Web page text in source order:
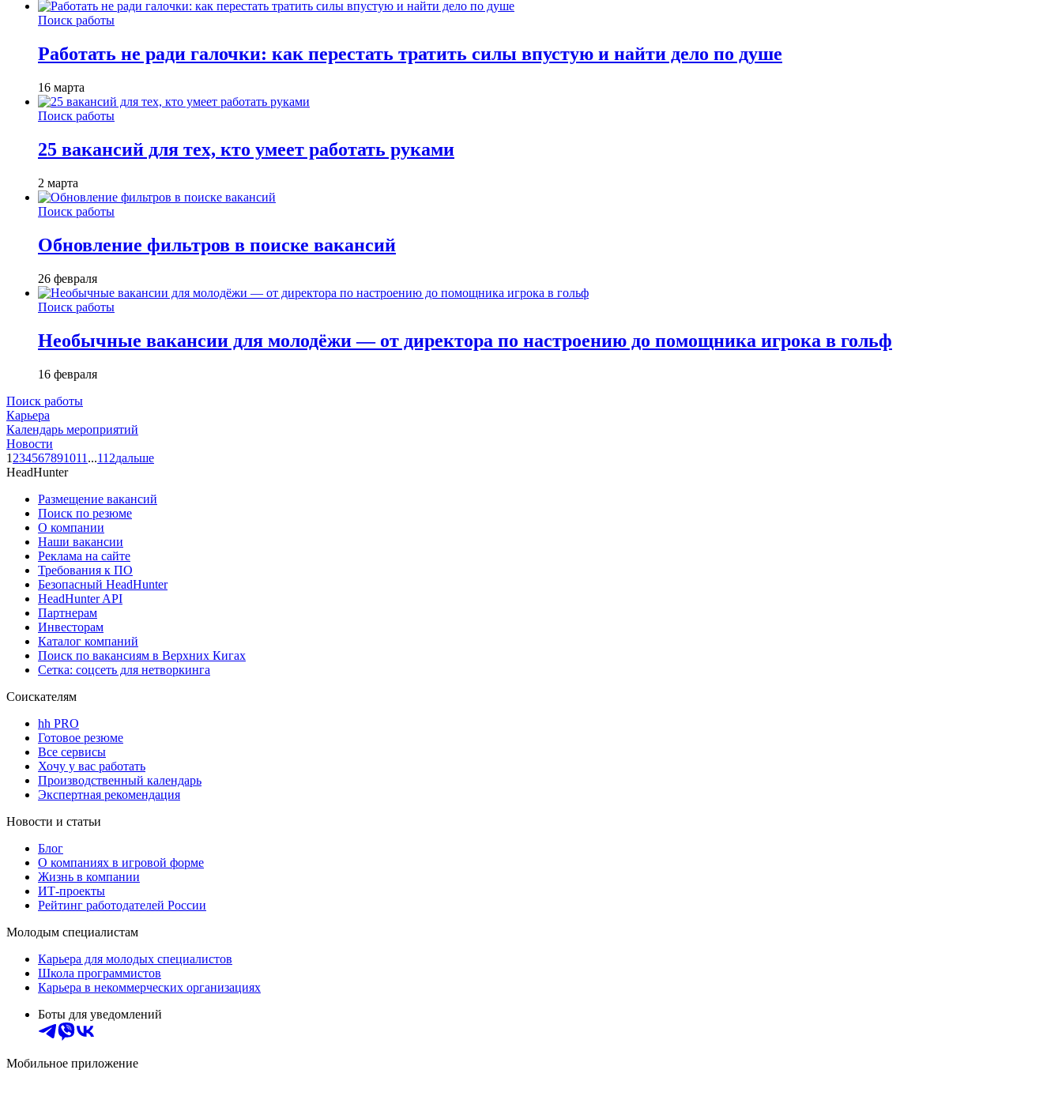
Поиск работы
Работать не ради галочки: как перестать тратить силы впустую и найти дело по душе
16 марта
Поиск работы
25 вакансий для тех, кто умеет работать руками
2 марта
Поиск работы
Обновление фильтров в поиске вакансий
26 февраля
Поиск работы
Необычные вакансии для молодёжи — от директора по настроению до помощника игрока в гольф
16 февраля
Поиск работы
Карьера
Календарь мероприятий
Новости
1 234567891011 ...112дальше
HeadHunter
Размещение вакансий
Поиск по резюме
О компании
Наши вакансии
Реклама на сайте
Требования к ПО
Безопасный HeadHunter
HeadHunter API
Партнерам
Инвесторам
Каталог компаний
Поиск по вакансиям в Верхних Кигах
Сетка: соцсеть для нетворкинга
Соискателям
hh PRO
Готовое резюме
Все сервисы
Хочу у вас работать
Производственный календарь
Экспертная рекомендация
Новости и статьи
Блог
О компаниях в игровой форме
Жизнь в компании
ИТ-проекты
Рейтинг работодателей России
Молодым специалистам
Карьера для молодых специалистов
Школа программистов
Карьера в некоммерческих организациях
Боты для уведомлений
Мобильное приложение